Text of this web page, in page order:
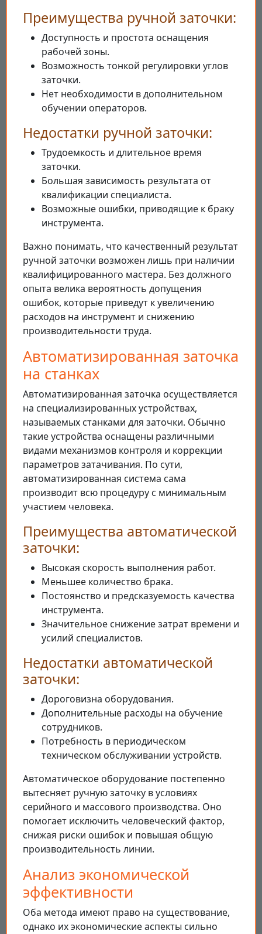
Преимущества ручной заточки:
Доступность и простота оснащения
рабочей зоны.
Возможность тонкой регулировки углов
заточки.
Нет необходимости в дополнительном
обучении операторов.
Недостатки ручной заточки:
Трудоемкость и длительное время
заточки.
Большая зависимость результата от
квалификации специалиста.
Возможные ошибки, приводящие к браку
инструмента.
Важно понимать, что качественный результат
ручной заточки возможен лишь при наличии
квалифицированного мастера. Без должного
опыта велика вероятность допущения
ошибок, которые приведут к увеличению
расходов на инструмент и снижению
производительности труда.
Автоматизированная заточка
на станках
Автоматизированная заточка осуществляется
на специализированных устройствах,
называемых станками для заточки. Обычно
такие устройства оснащены различными
видами механизмов контроля и коррекции
параметров затачивания. По сути,
автоматизированная система сама
производит всю процедуру с минимальным
участием человека.
Преимущества автоматической
заточки:
Высокая скорость выполнения работ.
Меньшее количество брака.
Постоянство и предсказуемость качества
инструмента.
Значительное снижение затрат времени и
усилий специалистов.
Недостатки автоматической
заточки:
Дороговизна оборудования.
Дополнительные расходы на обучение
сотрудников.
Потребность в периодическом
техническом обслуживании устройств.
Автоматическое оборудование постепенно
вытесняет ручную заточку в условиях
серийного и массового производства. Оно
помогает исключить человеческий фактор,
снижая риски ошибок и повышая общую
производительность линии.
Анализ экономической
эффективности
Оба метода имеют право на существование,
однако их экономические аспекты сильно